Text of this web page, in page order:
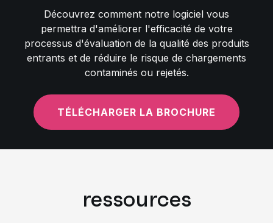
Découvrez comment notre logiciel vous
permettra d'améliorer l'efficacité de votre
processus d'évaluation de la qualité des produits
entrants et de réduire le risque de chargements
contaminés ou rejetés.
TÉLÉCHARGER LA BROCHURE
ressources